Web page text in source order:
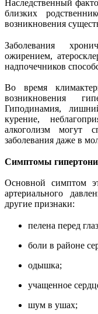
Наследственный
близких
возникновения
Заболевания
ожирением,
надпочечников
Во время
возникновения
Гиподинамия,
курение,
алкоголизм могут
заболевания даже в
Симптомы
Основной симптом
артериального
другие признаки:
пелена перед
боли в районе
одышка;
учащенное
шум в ушах;